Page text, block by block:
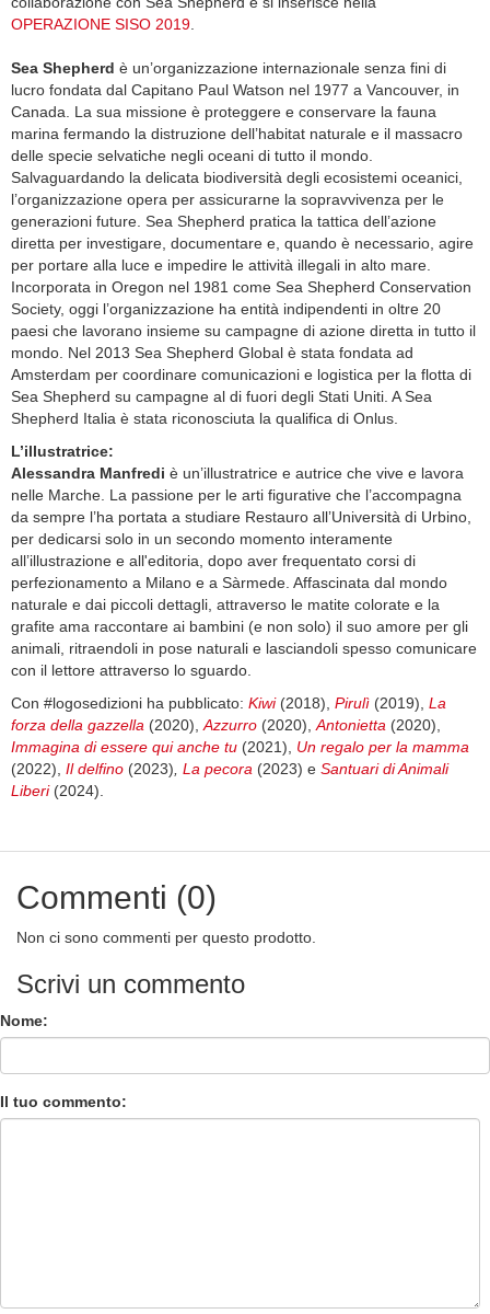
OPERAZIONE SISO 2019.
Sea Shepherd è un’organizzazione internazionale senza fini di
lucro fondata dal Capitano Paul Watson nel 1977 a Vancouver, in
Canada. La sua missione è proteggere e conservare la fauna
marina fermando la distruzione dell’habitat naturale e il massacro
delle specie selvatiche negli oceani di tutto il mondo.
Salvaguardando la delicata biodiversità degli ecosistemi oceanici,
l’organizzazione opera per assicurarne la sopravvivenza per le
generazioni future. Sea Shepherd pratica la tattica dell’azione
diretta per investigare, documentare e, quando è necessario, agire
per portare alla luce e impedire le attività illegali in alto mare.
Incorporata in Oregon nel 1981 come Sea Shepherd Conservation
Society, oggi l’organizzazione ha entità indipendenti in oltre 20
paesi che lavorano insieme su campagne di azione diretta in tutto il
mondo. Nel 2013 Sea Shepherd Global è stata fondata ad
Amsterdam per coordinare comunicazioni e logistica per la flotta di
Sea Shepherd su campagne al di fuori degli Stati Uniti. A Sea
Shepherd Italia è stata riconosciuta la qualifica di Onlus.
L’illustratrice:
Alessandra Manfredi è un’illustratrice e autrice che vive e lavora
nelle Marche. La passione per le arti figurative che l’accompagna
da sempre l’ha portata a studiare Restauro all’Università di Urbino,
per dedicarsi solo in un secondo momento interamente
all’illustrazione e all'editoria, dopo aver frequentato corsi di
perfezionamento a Milano e a Sàrmede. Affascinata dal mondo
naturale e dai piccoli dettagli, attraverso le matite colorate e la
grafite ama raccontare ai bambini (e non solo) il suo amore per gli
animali, ritraendoli in pose naturali e lasciandoli spesso comunicare
con il lettore attraverso lo sguardo.
Con #logosedizioni ha pubblicato: Kiwi (2018), Pirulì (2019), La
forza della gazzella (2020),Azzurro (2020),Antonietta (2020),
Immagina di essere qui anche tu (2021), Un regalo per la mamma
(2022), Il delfino (2023), La pecora (2023) e Santuari di Animali
Liberi(2024).
Commenti (0)
Non ci sono commenti per questo prodotto.
Scrivi un commento
Nome:
Il tuo commento: